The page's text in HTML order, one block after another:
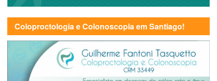
Coloproctologia e Colonoscopia em Santiago!